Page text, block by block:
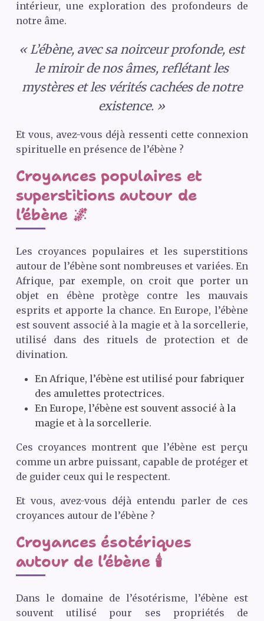
intérieur, une exploration des profondeurs de
notre âme.
« L’ébène, avec sa noirceur profonde, est
le miroir de nos âmes, reflétant les
mystères et les vérités cachées de notre
existence. »
Et vous, avez-vous déjà ressenti cette connexion
spirituelle en présence de l’ébène ?
Croyances populaires et
superstitions autour de
l’ébène 🌌
Les croyances populaires et les superstitions
autour de l’ébène sont nombreuses et variées. En
Afrique, par exemple, on croit que porter un
objet en ébène protège contre les mauvais
esprits et apporte la chance. En Europe, l’ébène
est souvent associé à la magie et à la sorcellerie,
utilisé dans des rituels de protection et de
divination.
En Afrique, l’ébène est utilisé pour fabriquer
des amulettes protectrices.
En Europe, l’ébène est souvent associé à la
magie et à la sorcellerie.
Ces croyances montrent que l’ébène est perçu
comme un arbre puissant, capable de protéger et
de guider ceux qui le respectent.
Et vous, avez-vous déjà entendu parler de ces
croyances autour de l’ébène ?
Croyances ésotériques
autour de l’ébène 🕯️
Dans le domaine de l’ésotérisme, l’ébène est
souvent utilisé pour ses propriétés de